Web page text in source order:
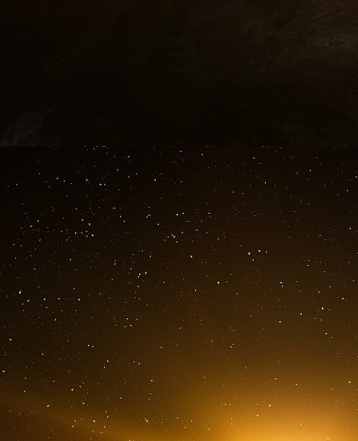
effet, il s’écoule en moyenne 45 jours entre
distribution de l’essence dans les stations-
les stations a donc été achetée plus d’un
Le Premier ministre, Sébastien Lecornu, a
pratiques abusives » et annoncé un plan de
service (qui sont au nombre de 10 000 dans le
Tout laisse pourtant à penser que la
durable : c’est en effet maintenant que le
du fait du blocage du détroit d’Ormuz et
traitement des hydrocarbures, tant en Iran
des prix du baril est littéralement
coté à 70 dollars ; ce matin, il dépasse les
ralentir cette hausse dans les jours, voire
brut va, elle, se répercuter sur les prix à la